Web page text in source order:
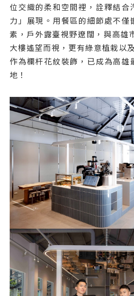
位交織的柔和空間裡，詮釋結合
力」展現。用餐區的細節處不僅
素，戶外露臺視野遼闊，與高雄
大樓遙望而視，更有綠意植栽以
作為欄杆花紋裝飾，已成為高雄
地！